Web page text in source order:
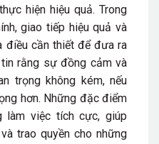
hiện hiệu quả. Trong
giao tiếp hiệu quả và
điều cần thiết để đưa ra
rằng sự đồng cảm và
trọng không kém, nếu
hơn. Những đặc điểm
làm việc tích cực, giúp
trao quyền cho những